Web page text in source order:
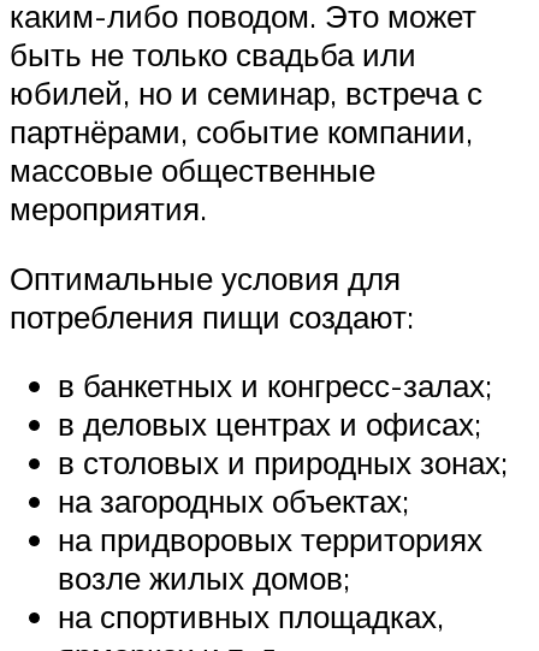
каким-либо поводом. Это может
быть не только свадьба или
юбилей, но и семинар, встреча с
партнёрами, событие компании,
массовые общественные
мероприятия.
Оптимальные условия для
потребления пищи создают:
в банкетных и конгресс-залах;
в деловых центрах и офисах;
в столовых и природных зонах;
на загородных объектах;
на придворовых территориях
возле жилых домов;
на спортивных площадках,